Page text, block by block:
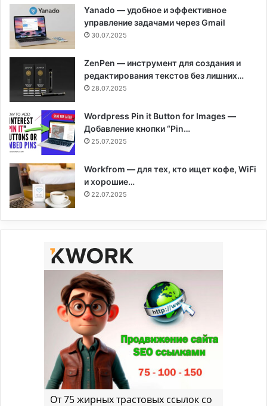
Yanado — удобное и эффективное
управление задачами через Gmail
30.07.2025
ZenPen — инструмент для создания и
редактирования текстов без лишних…
28.07.2025
Wordpress Pin it Button for Images —
Добавление кнопки “Pin…
25.07.2025
Workfrom — для тех, кто ищет кофе, WiFi
и хорошие…
22.07.2025